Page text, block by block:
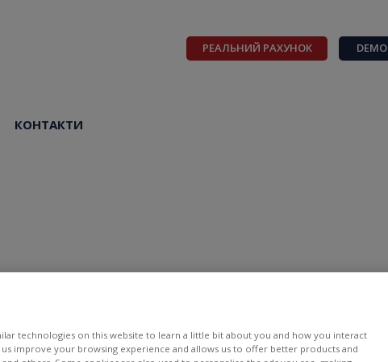
РЕАЛЬНИЙ РАХУНОК DEMO
КОНТАКТИ
BID ASK
technologies on this website to learn a little bit about you and how you interact
improve your browsing experience and allows us to offer better products and